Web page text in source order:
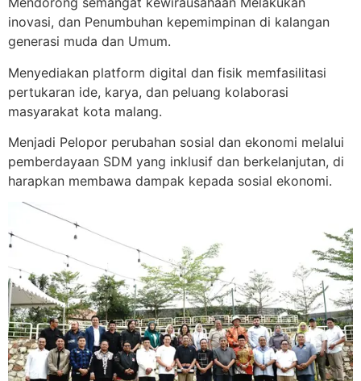
inovasi, dan Penumbuhan kepemimpinan di kalangan
generasi muda dan Umum.
Menyediakan platform digital dan fisik memfasilitasi
pertukaran ide, karya, dan peluang kolaborasi
masyarakat kota malang.
Menjadi Pelopor perubahan sosial dan ekonomi melalui
pemberdayaan SDM yang inklusif dan berkelanjutan, di
harapkan membawa dampak kepada sosial ekonomi.